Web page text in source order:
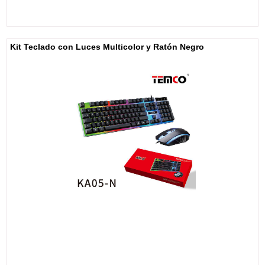
Kit Teclado con Luces Multicolor y Ratón Negro